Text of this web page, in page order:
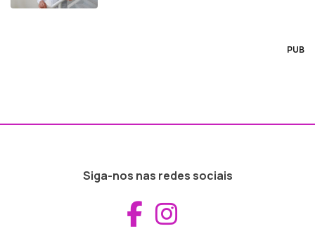
PUB
Siga-nos nas redes sociais
Aceder ao